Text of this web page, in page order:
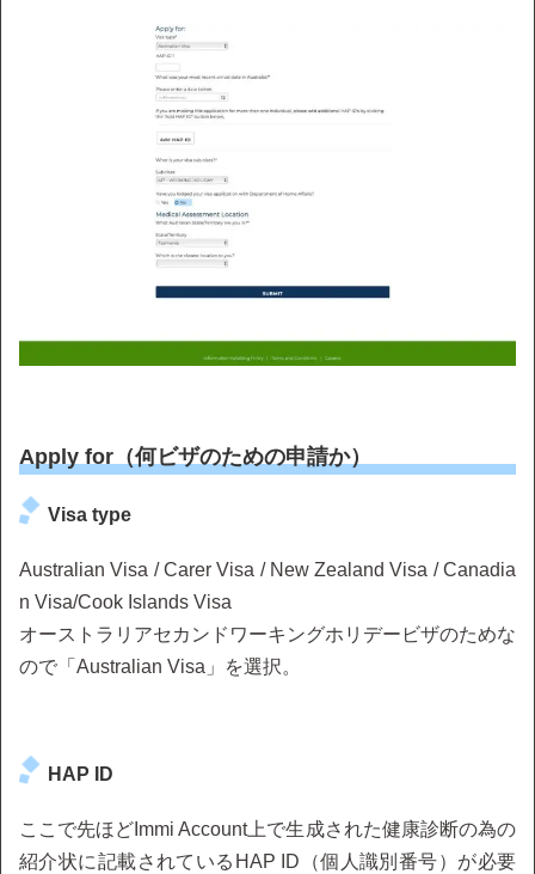
Apply for（何ビザのための申請か）
Visa type
Australian Visa / Carer Visa / New Zealand Visa / Canadia
n Visa/Cook Islands Visa
オーストラリアセカンドワーキングホリデービザのためな
ので「Australian Visa」を選択。
HAP ID
ここで先ほどImmi Account上で生成された健康診断の為の
紹介状に記載されているHAP ID（個人識別番号）が必要